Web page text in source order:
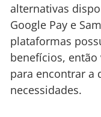
alternativas
Google Pay e
plataformas
benefícios, então
para encontrar a
necessidades.